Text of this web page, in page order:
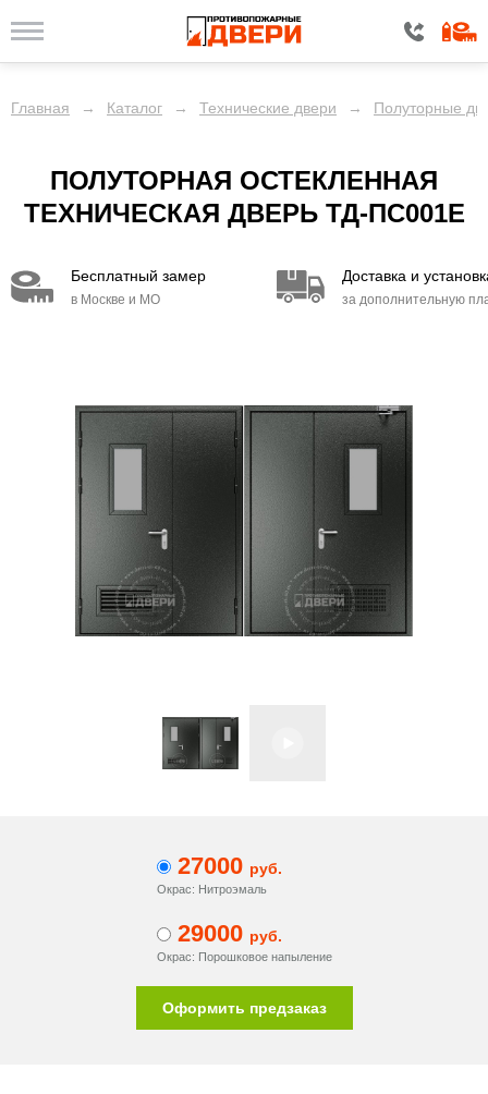
Главная → Каталог → Технические двери → Полуторные
ПОЛУТОРНАЯ ОСТЕКЛЕННАЯ
ТЕХНИЧЕСКАЯ ДВЕРЬ ТД-ПС001E
Бесплатный замер
в Москве и МО
Доставка и
за дополнительную
27000 руб.
Окрас: Нитроэмаль
29000 руб.
Окрас: Порошковое напыление
Оформить предзаказ